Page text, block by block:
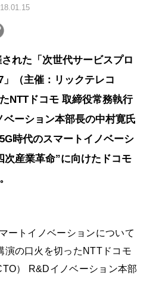
れた「次世代サービスプロ
（主催：リックテレコ
NTTドコモ 取締役常務執行
ーション本部長の中村寛氏
時代のスマートイノベーシ
次産業革命”に向けたドコモ
ートイノベーションについて
演の口火を切ったNTTドコモ
） R&Dイノベーション本部